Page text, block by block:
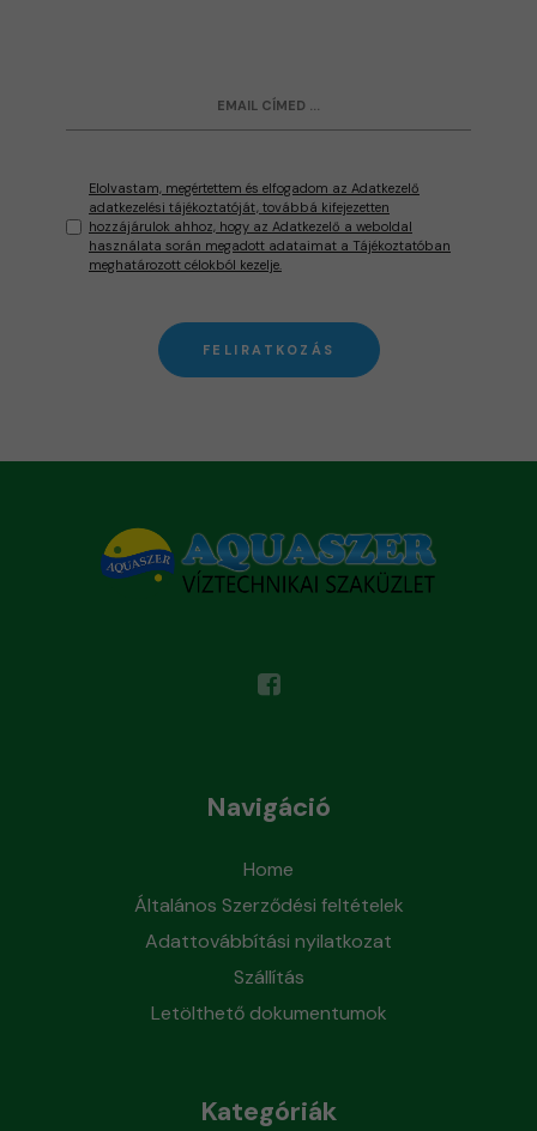
Elolvastam, megértettem és elfogadom az Adatkezelő
adatkezelési tájékoztatóját, továbbá kifejezetten
hozzájárulok ahhoz, hogy az Adatkezelő a weboldal
használata során megadott adataimat a Tájékoztatóban
meghatározott célokból kezelje.
FELIRATKOZÁS
Navigáció
Home
Általános Szerződési feltételek
Adattovábbítási nyilatkozat
Szállítás
Letölthető dokumentumok
Kategóriák